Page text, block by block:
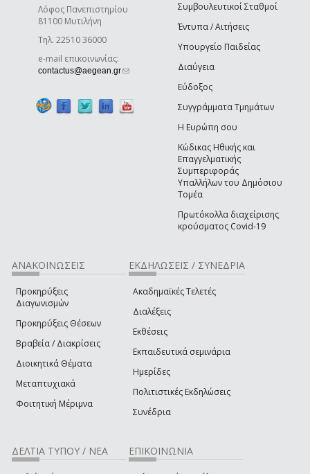
Λόφος Πανεπιστημίου
81100 Μυτιλήνη
Τηλ. 22510 36000
e-mail επικοινωνίας:
contactus@aegean.gr(link sends e-mail)
Συμβουλευτικοί Σταθμοί
Έντυπα / Αιτήσεις
Υπουργείο Παιδείας
Διαύγεια
Εύδοξος
Συγγράμματα Τμημάτων
Η Ευρώπη σου
Κώδικας Ηθικής και
Επαγγελματικής
Συμπεριφοράς
Υπαλλήλων του Δημόσιου
Τομέα
Πρωτόκολλα διαχείρισης
κρούσματος Covid-19
ΑΝΑΚΟΙΝΩΣΕΙΣ
Προκηρύξεις
Διαγωνισμών
Προκηρύξεις Θέσεων
Βραβεία / Διακρίσεις
Διοικητικά Θέματα
Μεταπτυχιακά
Φοιτητική Μέριμνα
ΕΚΔΗΛΩΣΕΙΣ / ΣΥΝΕΔΡΙΑ
Ακαδημαϊκές Τελετές
Διαλέξεις
Εκθέσεις
Εκπαιδευτικά σεμινάρια
Ημερίδες
Πολιτιστικές Εκδηλώσεις
Συνέδρια
ΔΕΛΤΙΑ ΤΥΠΟΥ / ΝΕΑ ΕΠΙΚΟΙΝΩΝΙΑ